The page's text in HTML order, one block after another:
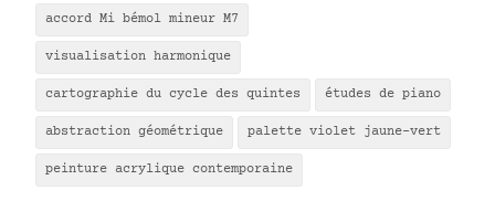
accord Mi bémol mineur M7
visualisation harmonique
cartographie du cycle des quintes études de piano
abstraction géométrique palette violet jaune-vert
peinture acrylique contemporaine